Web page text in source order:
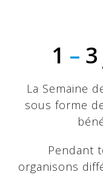
1 –
La Semaine
sous forme
Pendant
organisons